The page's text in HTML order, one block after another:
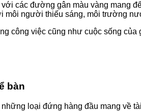
các đường gân màu vàng mang
môi người thiếu sáng, môi trường
công việc cũng như cuộc sống của
bàn
loại đứng hàng đầu mang về